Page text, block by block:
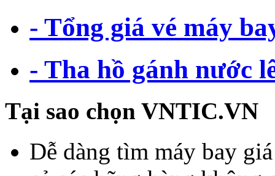
- Tổng giá vé máy
- Tha hồ gánh nước
Tại sao chọn VNTIC.VN
Dễ dàng tìm máy bay